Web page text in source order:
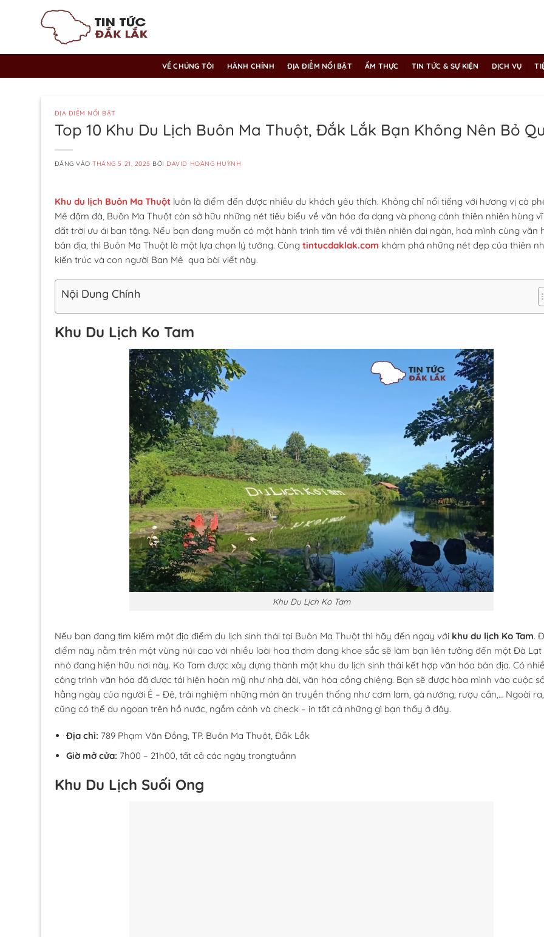
VỀ CHÚNG TÔI HÀNH CHÍNH ĐỊA ĐIỂM NỔI BẬT ẨM THỰC TIN TỨC & SỰ KIỆN DỊCH VỤ
ĐỊA ĐIỂM NỔI BẬT
Top 10 Khu Du Lịch Buôn Ma Thuột, Đắk Lắk Bạn Không Nên Bỏ
ĐĂNG VÀOTHÁNG 5 21, 2025 BỞI DAVID HOÀNG HUỲNH
Khu du lịch Buôn Ma Thuột luôn là điểm đến được nhiều du khách yêu thích. Không chỉ nổi tiếng với hương vị cà
Mê đậm đà, Buôn Ma Thuột còn sở hữu những nét tiêu biểu về văn hóa đa dạng và phong cảnh thiên nhiên hùng
đất trời ưu ái ban tặng. Nếu bạn đang muốn có một hành trình tìm về với thiên nhiên đại ngàn, hoà mình cùng văn
bản địa, thì Buôn Ma Thuột là một lựa chọn lý tưởng. Cùng tintucdaklak.com khám phá những nét đẹp của thiên
kiến trúc và con người Ban Mê qua bài viết này.
Nội Dung Chính
Khu Du Lịch Ko Tam
Khu Du Lịch Ko Tam
Nếu bạn đang tìm kiếm một địa điểm du lịch sinh thái tại Buôn Ma Thuột thì hãy đến ngay với khu du lịch Ko Tam.
điểm này nằm trên một vùng núi cao với nhiều loài hoa thơm đang khoe sắc sẽ làm bạn liên tưởng đến một Đà Lạt
nhỏ đang hiện hữu nơi này. Ko Tam được xây dựng thành một khu du lịch sinh thái kết hợp văn hóa bản địa. Có
công trình văn hóa đã được tái hiện hoàn mỹ như nhà dài, văn hóa cồng chiêng. Bạn sẽ được hòa mình vào cuộc
hằng ngày của người Ê – Đê, trải nghiệm những món ăn truyền thống như cơm lam, gà nướng, rượu cần,… Ngoài
cũng có thể du ngoạn trên hồ nước, ngắm cảnh và check – in tất cả những gì bạn thấy ở đây.
Địa chỉ: 789 Phạm Văn Đồng, TP. Buôn Ma Thuột, Đắk Lắk
Giờ mở cửa: 7h00 – 21h00, tất cả các ngày trongtuầnn
Khu Du Lịch Suối Ong